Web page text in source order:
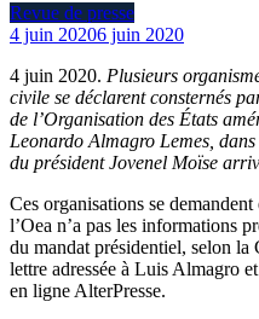
Revue de presse
4 juin 20206 juin 2020
4 juin 2020. Plusieurs
civile se déclarent consternés
de l’Organisation des États
Leonardo Almagro Lemes,
du président Jovenel Moïse
Ces organisations se
l’Oea n’a pas les informations
du mandat présidentiel, selon
lettre adressée à Luis Almagro
en ligne AlterPresse.